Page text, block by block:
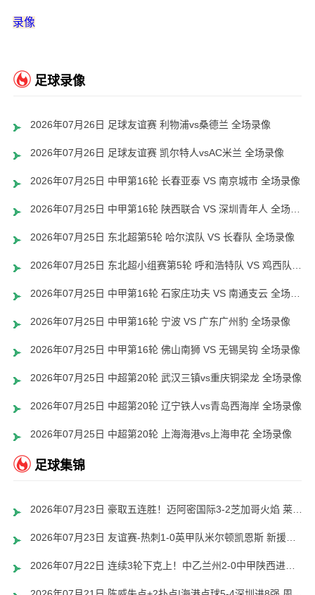
录像
足球录像
2026年07月26日 足球友谊赛 利物浦vs桑德兰 全场录像
2026年07月26日 足球友谊赛 凯尔特人vsAC米兰 全场录像
2026年07月25日 中甲第16轮 长春亚泰 VS 南京城市 全场录像
2026年07月25日 中甲第16轮 陕西联合 VS 深圳青年人 全场录像
2026年07月25日 东北超第5轮 哈尔滨队 VS 长春队 全场录像
2026年07月25日 中甲第16轮 石家庄功夫 VS 南通支云 全场录像
2026年07月25日 中甲第16轮 宁波 VS 广东广州豹 全场录像
2026年07月25日 中甲第16轮 佛山南狮 VS 无锡吴钩 全场录像
2026年07月25日 中超第20轮 武汉三镇vs重庆铜梁龙 全场录像
2026年07月25日 中超第20轮 辽宁铁人vs青岛西海岸 全场录像
2026年07月25日 中超第20轮 上海海港vs上海申花 全场录像
足球集锦
2026年07月23日 豪取五连胜！迈阿密国际3-2芝加哥火焰 莱万首秀苏牙双响诺沃送礼
2026年07月23日 友谊赛-热刺1-0英甲队米尔顿凯恩斯 新援M费轰世界波梁民革失空门
2026年07月22日 连续3轮下克上！中乙兰州2-0中甲陕西进八强 1/4决赛将战北京国安